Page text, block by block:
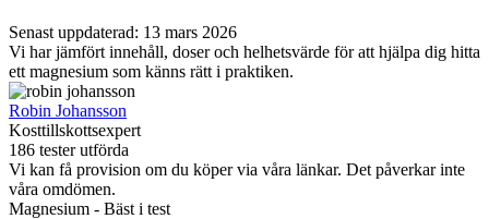
Senast uppdaterad: 13 mars 2026
Vi har jämfört innehåll, doser och helhetsvärde för att hjälpa dig hitta
ett magnesium som känns rätt i praktiken.
Robin Johansson
Kosttillskottsexpert
186 tester utförda
Vi kan få provision om du köper via våra länkar. Det påverkar inte
våra omdömen.
Magnesium - Bäst i test